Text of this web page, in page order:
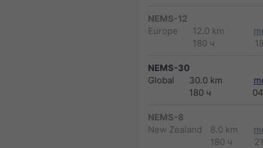
NEMS-12
Europe
12.0 km
180 ч
NEMS-30
Global
30.0 km
180 ч
NEMS-8
New Zealand
8.0 km
180 ч